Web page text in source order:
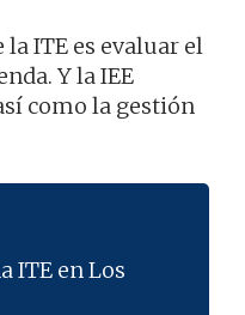
ITE es evaluar el
Y la IEE
como la gestión
ITE en Los